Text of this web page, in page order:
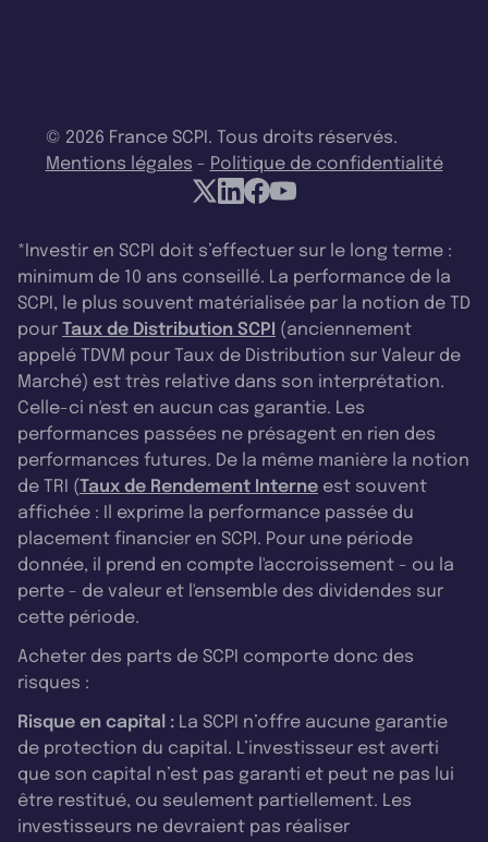
© 2026 France SCPI. Tous droits réservés.
Mentions légales - Politique de confidentialité
*Investir en SCPI doit s’effectuer sur le long terme :
minimum de 10 ans conseillé. La performance de la
SCPI, le plus souvent matérialisée par la notion de TD
pour Taux de Distribution SCPI (anciennement
appelé TDVM pour Taux de Distribution sur Valeur de
Marché) est très relative dans son interprétation.
Celle-ci n'est en aucun cas garantie. Les
performances passées ne présagent en rien des
performances futures. De la même manière la notion
de TRI (Taux de Rendement Interne est souvent
affichée : Il exprime la performance passée du
placement financier en SCPI. Pour une période
donnée, il prend en compte l'accroissement - ou la
perte - de valeur et l'ensemble des dividendes sur
cette période.
Acheter des parts de SCPI comporte donc des
risques :
Risque en capital : La SCPI n’offre aucune garantie
de protection du capital. L’investisseur est averti
que son capital n’est pas garanti et peut ne pas lui
être restitué, ou seulement partiellement. Les
investisseurs ne devraient pas réaliser